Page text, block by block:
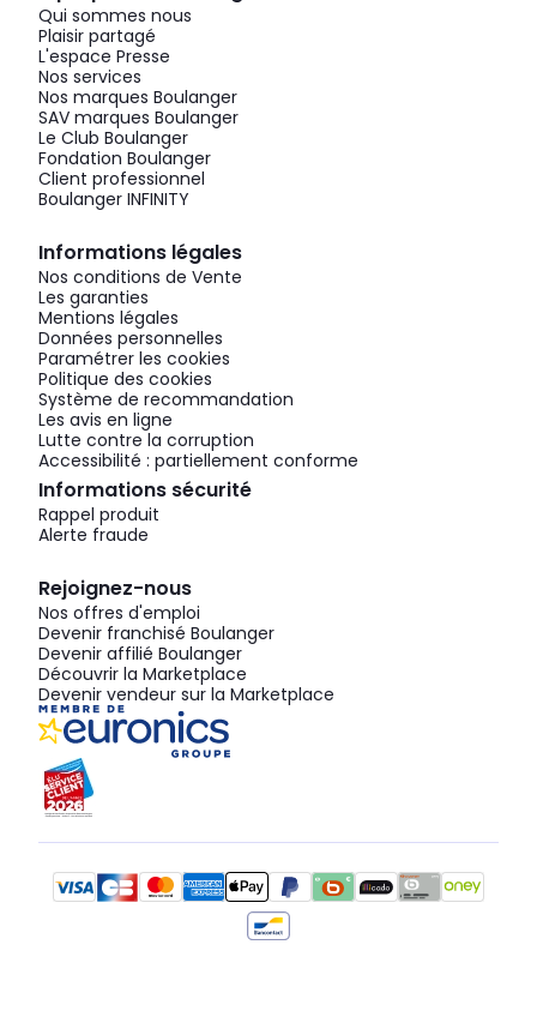
Qui sommes nous
Plaisir partagé
L'espace Presse
Nos services
Nos marques Boulanger
SAV marques Boulanger
Le Club Boulanger
Fondation Boulanger
Client professionnel
Boulanger INFINITY
Informations légales
Nos conditions de Vente
Les garanties
Mentions légales
Données personnelles
Paramétrer les cookies
Politique des cookies
Système de recommandation
Les avis en ligne
Lutte contre la corruption
Accessibilité : partiellement conforme
Informations sécurité
Rappel produit
Alerte fraude
Rejoignez-nous
Nos offres d'emploi
Devenir franchisé Boulanger
Devenir affilié Boulanger
Découvrir la Marketplace
Devenir vendeur sur la Marketplace